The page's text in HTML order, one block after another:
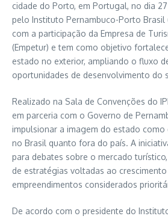
cidade do Porto, em Portugal, no dia
pelo Instituto Pernambuco-Porto Brasil
com a participação da Empresa de
(Empetur) e tem como objetivo
estado no exterior, ampliando o fluxo
oportunidades de desenvolvimento do
Realizado na Sala de Convenções do
em parceria com o Governo de
impulsionar a imagem do estado
no Brasil quanto fora do país. A
para debates sobre o mercado
de estratégias voltadas ao
empreendimentos considerados
De acordo com o presidente do